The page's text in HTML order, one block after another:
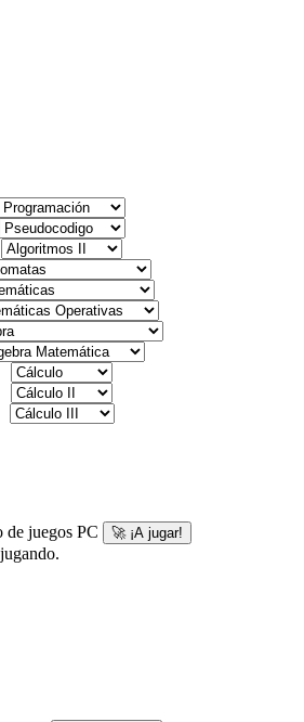
🚀 ¡A jugar!